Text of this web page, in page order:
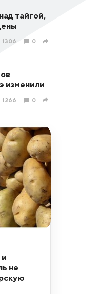
тайгой,
1306 0
изменили
1266 0
не